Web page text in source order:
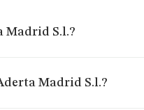
Madrid S.l.?
Madrid S.l.?